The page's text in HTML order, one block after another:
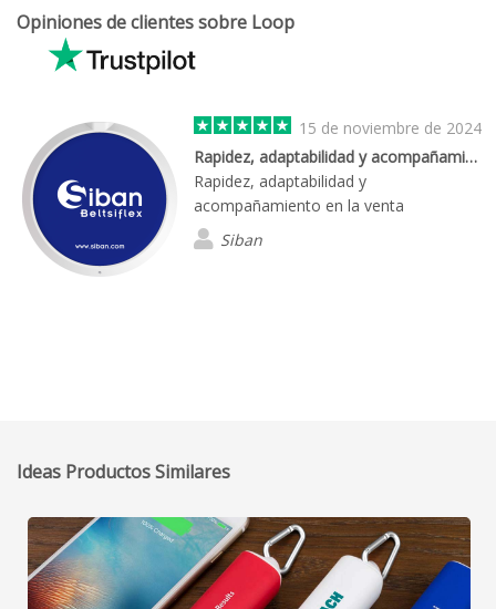
Opiniones de clientes sobre Loop
15 de noviembre de 2024
Rapidez, adaptabilidad y acompañamiento en la venta
Rapidez, adaptabilidad y
acompañamiento en la venta
Siban
Ideas Productos Similares